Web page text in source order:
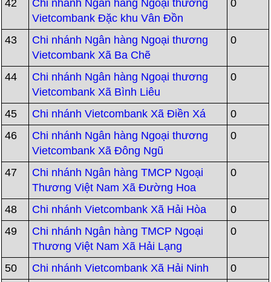
42
Chi nhánh Ngân hàng Ngoại thương
Vietcombank Đặc khu Vân Đồn
0
43
Chi nhánh Ngân hàng Ngoại thương
Vietcombank Xã Ba Chẽ
0
44
Chi nhánh Ngân hàng Ngoại thương
Vietcombank Xã Bình Liêu
0
45 Chi nhánh Vietcombank Xã Điền Xá
0
46
Chi nhánh Ngân hàng Ngoại thương
Vietcombank Xã Đông Ngũ
0
47
Chi nhánh Ngân hàng TMCP Ngoại
Thương Việt Nam Xã Đường Hoa
0
48 Chi nhánh Vietcombank Xã Hải Hòa
0
49
Chi nhánh Ngân hàng TMCP Ngoại
Thương Việt Nam Xã Hải Lạng
0
50 Chi nhánh Vietcombank Xã Hải Ninh
0